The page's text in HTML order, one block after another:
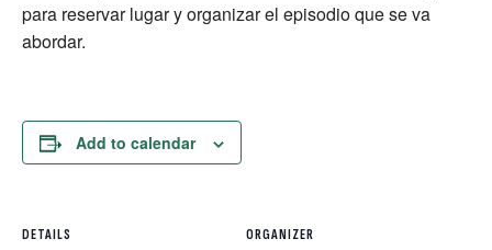
para reservar lugar y organizar el episodio que se va
abordar.
Add to calendar
DETAILS ORGANIZER